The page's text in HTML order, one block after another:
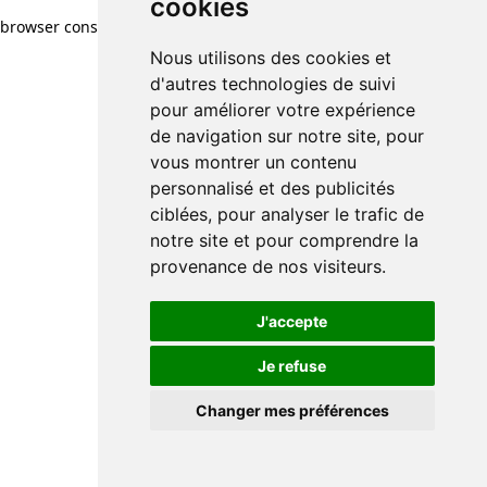
cookies
Nous utilisons des cookies et
d'autres technologies de suivi
pour améliorer votre expérience
de navigation sur notre site, pour
vous montrer un contenu
personnalisé et des publicités
ciblées, pour analyser le trafic de
notre site et pour comprendre la
provenance de nos visiteurs.
J'accepte
Je refuse
Changer mes préférences
browser console for more information)